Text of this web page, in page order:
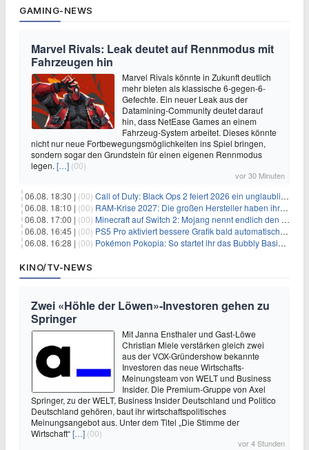
GAMING-NEWS
Marvel Rivals: Leak deutet auf Rennmodus mit
Fahrzeugen hin
Marvel Rivals könnte in Zukunft deutlich
mehr bieten als klassische 6-gegen-6-
Gefechte. Ein neuer Leak aus der
Datamining-Community deutet darauf
hin, dass NetEase Games an einem
Fahrzeug-System arbeitet. Dieses könnte
nicht nur neue Fortbewegungsmöglichkeiten ins Spiel bringen,
sondern sogar den Grundstein für einen eigenen Rennmodus
legen. […] (00)
vor 30 Minuten
06.08. 18:30 | (00) Call of Duty: Black Ops 2 feiert 2026 ein unglaubliches Comeback
06.08. 18:10 | (00) RAM-Krise 2027: Die großen Hersteller haben ihre Produktion offenbar schon verkauft
06.08. 17:00 | (00) Minecraft auf Switch 2: Mojang nennt endlich den Releasetermin
06.08. 16:45 | (00) PS5 Pro aktiviert bessere Grafik bald automatisch, aber das Update ist kleiner als gedacht
06.08. 16:28 | (00) Pokémon Pokopia: So startet ihr das Bubbly Basin-DLC
KINO/TV-NEWS
Zwei «Höhle der Löwen»-Investoren gehen zu
Springer
Mit Janna Ensthaler und Gast-Löwe
Christian Miele verstärken gleich zwei
aus der VOX-Gründershow bekannte
Investoren das neue Wirtschafts-
Meinungsteam von WELT und Business
Insider. Die Premium-Gruppe von Axel
Springer, zu der WELT, Business Insider Deutschland und Politico
Deutschland gehören, baut ihr wirtschaftspolitisches
Meinungsangebot aus. Unter dem Titel „Die Stimme der
Wirtschaft“[…] (00)
vor 4 Stunden